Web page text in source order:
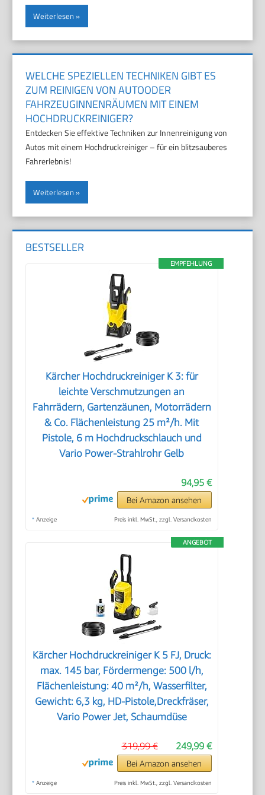
Weiterlesen
WELCHE SPEZIELLEN TECHNIKEN GIBT ES
ZUM REINIGEN VON AUTOODER
FAHRZEUGINNENRÄUMEN MIT EINEM
HOCHDRUCKREINIGER?
Entdecken Sie effektive Techniken zur Innenreinigung von
Autos mit einem Hochdruckreiniger – für ein blitzsauberes
Fahrerlebnis!
Weiterlesen
BESTSELLER
EMPFEHLUNG
Kärcher Hochdruckreiniger K 3: für
leichte Verschmutzungen an
Fahrrädern, Gartenzäunen, Motorrädern
& Co. Flächenleistung 25 m²/h. Mit
Pistole, 6 m Hochdruckschlauch und
Vario Power-Strahlrohr Gelb
94,95 €
Bei Amazon ansehen
* Anzeige Preis inkl. MwSt., zzgl. Versandkosten
ANGEBOT
Kärcher Hochdruckreiniger K 5 FJ, Druck:
max. 145 bar, Fördermenge: 500 l/h,
Flächenleistung: 40 m²/h, Wasserfilter,
Gewicht: 6,3 kg, HD-Pistole,Dreckfräser,
Vario Power Jet, Schaumdüse
249,99 €
319,99 €
Bei Amazon ansehen
* Anzeige Preis inkl. MwSt., zzgl. Versandkosten